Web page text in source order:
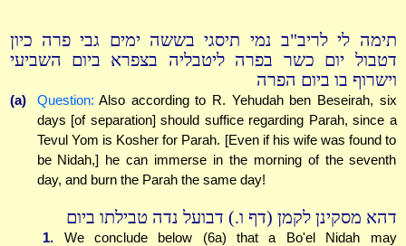
תימה לי לריב"ב נמי תיסגי בששה ימים גבי פרה כיון
דטבול יום כשר בפרה ליטבליה בצפרא ביום השביעי
וישרוף בו ביום הפרה
(a) Question: Also according to R. Yehudah ben Beseirah, six
days [of separation] should suffice regarding Parah, since a
Tevul Yom is Kosher for Parah. [Even if his wife was found to
be Nidah,] he can immerse in the morning of the seventh
day, and burn the Parah the same day!
דהא מסקינן לקמן (דף ו.) דבועל נדה טבילתו ביום
1.
We conclude below (6a) that a Bo'el Nidah may